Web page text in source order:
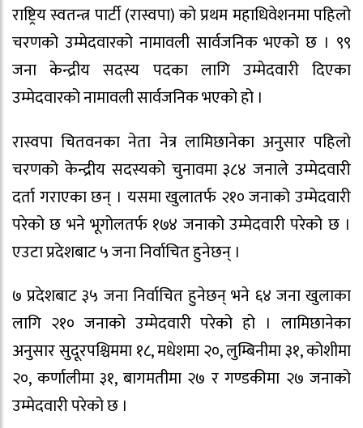
राष्ट्रिय स्वतन्त्र पार्टी (रास्वपा) को प्रथम महाधिवेशनमा पहिलो
चरणको उम्मेदवारको नामावली सार्वजनिक भएको छ । ९९
जना केन्द्रीय सदस्य पदका लागि उम्मेदवारी दिएका
उम्मेदवारको नामावली सार्वजनिक भएको हो ।
रास्वपा चितवनका नेता नेत्र लामिछानेका अनुसार पहिलो
चरणको केन्द्रीय सदस्यको चुनावमा ३८४ जनाले उम्मेदवारी
दर्ता गराएका छन् । यसमा खुलातर्फ २१० जनाको उम्मेदवारी
परेको छ भने भूगोलतर्फ १७४ जनाको उम्मेदवारी परेको छ ।
एउटा प्रदेशबाट ५ जना निर्वाचित हुनेछन् ।
७ प्रदेशबाट ३५ जना निर्वाचित हुनेछन् भने ६४ जना खुलाका
लागि २१० जनाको उम्मेदवारी परेको हो । लामिछानेका
अनुसार सुदूरपश्चिममा १८, मधेशमा २०, लुम्बिनीमा ३१, कोशीमा
२०, कर्णालीमा ३१, बागमतीमा २७ र गण्डकीमा २७ जनाको
उम्मेदवारी परेको छ ।